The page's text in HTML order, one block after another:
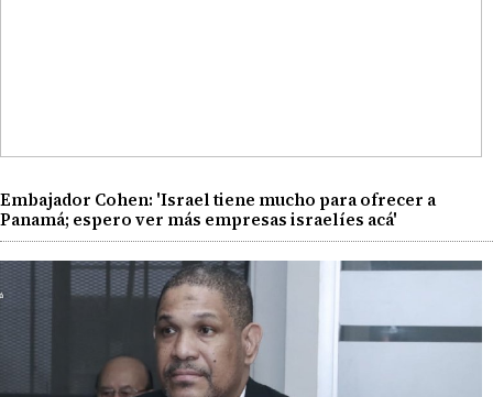
Embajador Cohen: 'Israel tiene mucho para ofrecer a
Panamá; espero ver más empresas israelíes acá'